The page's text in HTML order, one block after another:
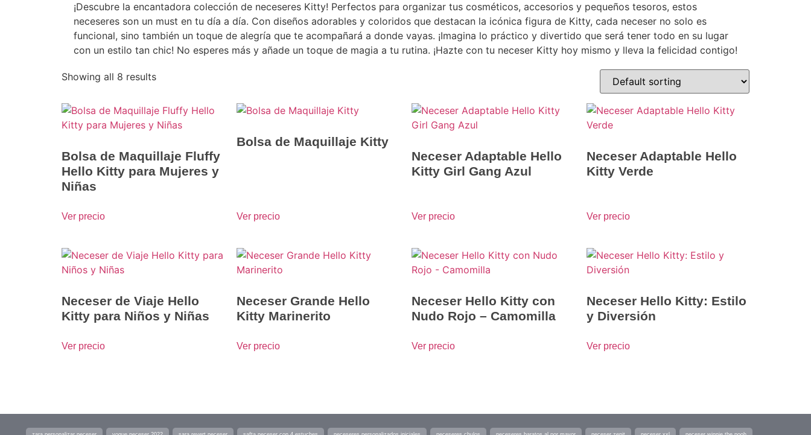
¡Descubre la encantadora colección de neceseres Kitty! Perfectos para organizar tus cosméticos, accesorios y pequeños tesoros, estos
neceseres son un must en tu día a día. Con diseños adorables y coloridos que destacan la icónica figura de Kitty, cada neceser no solo es
funcional, sino también un toque de alegría que te acompañará a donde vayas. ¡Imagina lo práctico y divertido que será tener todo en su lugar
con un estilo tan chic! No esperes más y añade un toque de magia a tu rutina. ¡Hazte con tu neceser Kitty hoy mismo y lleva la felicidad contigo!
Showing all 8 results
Bolsa de Maquillaje Fluffy
Hello Kitty para Mujeres y
Niñas
Ver precio
Bolsa de Maquillaje Kitty
Ver precio
Neceser Adaptable Hello
Kitty Girl Gang Azul
Ver precio
Neceser Adaptable Hello
Kitty Verde
Ver precio
Neceser de Viaje Hello
Kitty para Niños y Niñas
Ver precio
Neceser Grande Hello
Kitty Marinerito
Ver precio
Neceser Hello Kitty con
Nudo Rojo – Camomilla
Ver precio
Neceser Hello Kitty: Estilo
y Diversión
Ver precio